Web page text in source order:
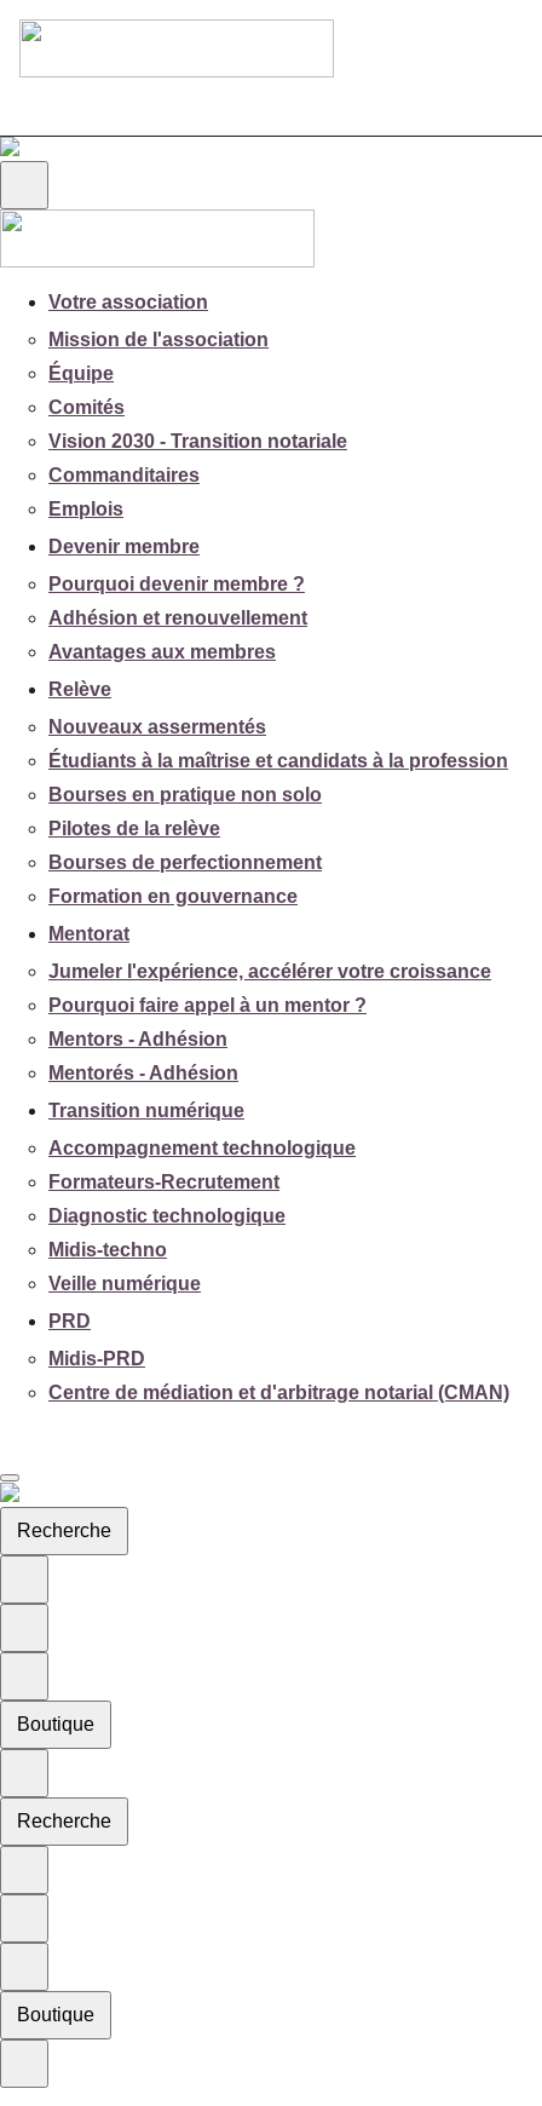
Votre association
Mission de l'association
Équipe
Comités
Vision 2030 - Transition notariale
Commanditaires
Emplois
Devenir membre
Pourquoi devenir membre ?
Adhésion et renouvellement
Avantages aux membres
Relève
Nouveaux assermentés
Étudiants à la maîtrise et candidats à la profession
Bourses en pratique non solo
Pilotes de la relève
Bourses de perfectionnement
Formation en gouvernance
Mentorat
Jumeler l'expérience, accélérer votre croissance
Pourquoi faire appel à un mentor ?
Mentors - Adhésion
Mentorés - Adhésion
Transition numérique
Accompagnement technologique
Formateurs-Recrutement
Diagnostic technologique
Midis-techno
Veille numérique
PRD
Midis-PRD
Centre de médiation et d'arbitrage notarial (CMAN)
Recherche
Boutique
Recherche
Boutique